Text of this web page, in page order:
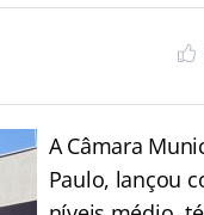
A Câmara
Paulo, lançou